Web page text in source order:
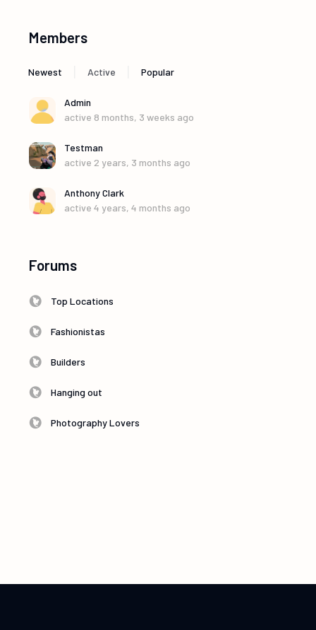
Members
Newest Active Popular
Admin
active 8 months, 3 weeks ago
Testman
active 2 years, 3 months ago
Anthony Clark
active 4 years, 4 months ago
Forums
Top Locations
Fashionistas
Builders
Hanging out
Photography Lovers